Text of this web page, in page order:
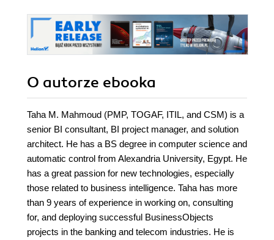
O autorze ebooka
Taha M. Mahmoud (PMP, TOGAF, ITIL, and CSM) is a
senior BI consultant, BI project manager, and solution
architect. He has a BS degree in computer science and
automatic control from Alexandria University, Egypt. He
has a great passion for new technologies, especially
those related to business intelligence. Taha has more
than 9 years of experience in working on, consulting
for, and deploying successful BusinessObjects
projects in the banking and telecom industries. He is